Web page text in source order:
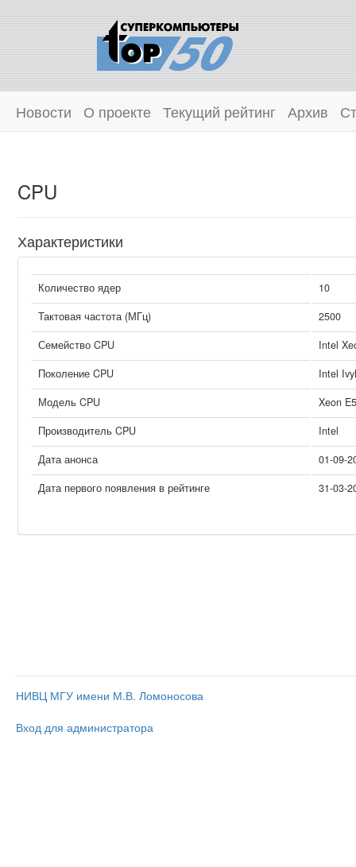
Новости О проекте Текущий рейтинг Архив
CPU
Характеристики
Количество ядер
10
Тактовая частота (МГц)
2500
Семейство CPU
Intel
Поколение CPU
Intel
Модель CPU
Xeon
Производитель CPU
Intel
Дата анонса
01-09-
Дата первого появления в рейтинге
31-03-
НИВЦ МГУ имени М.В. Ломоносова
Вход для администратора